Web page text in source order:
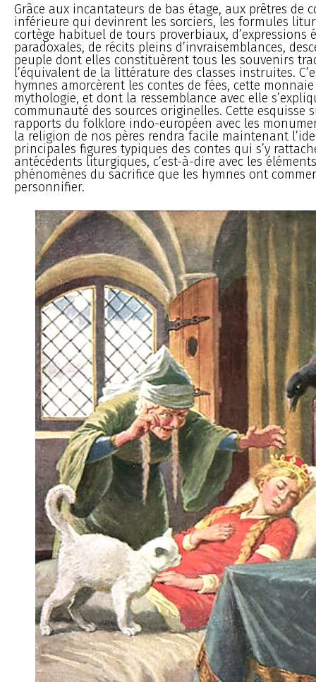
Grâce aux incantateurs de bas étage, aux prêtres de
inférieure qui devinrent les sorciers, les formules
cortège habituel de tours proverbiaux, d’expressions
paradoxales, de récits pleins d’invraisemblances,
peuple dont elles constituèrent tous les souvenirs
l’équivalent de la littérature des classes instruites.
hymnes amorcèrent les contes de fées, cette
mythologie, et dont la ressemblance avec elle
communauté des sources originelles. Cette esquisse
rapports du folklore indo-européen avec les
la religion de nos pères rendra facile maintenant
principales figures typiques des contes qui s’y
antécédents liturgiques, c’est-à-dire avec les
phénomènes du sacrifice que les hymnes ont
personnifier.